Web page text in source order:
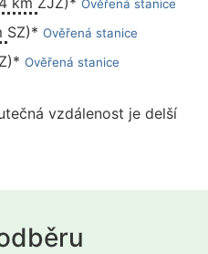
Ověřená stanice
SZ)* Ověřená stanice
Ověřená stanice
vzdálenost je delší